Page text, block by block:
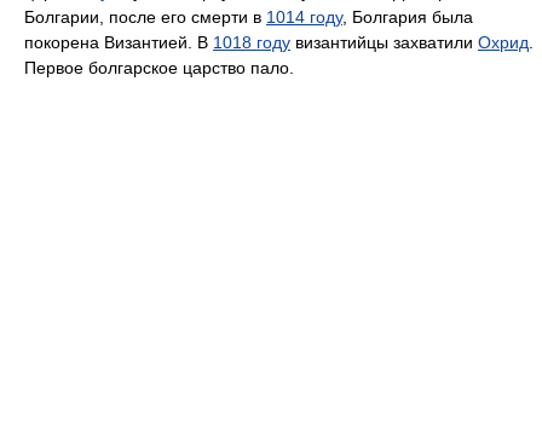
Болгарии, после его смерти в 1014 году, Болгария была
покорена Византией. В 1018 году византийцы захватили Охрид.
Первое болгарское царство пало.